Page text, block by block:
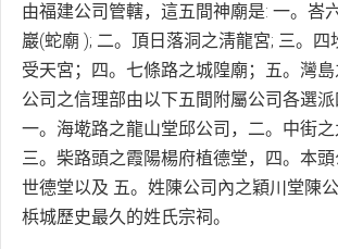
由福建公司管轄，這五間神廟是: 一。峇
巖(蛇廟 ); 二。頂日落洞之淸龍宮; 三。四
受天宮；四。七條路之城隍廟；五。灣
公司之信理部由以下五間附屬公司各選派
一。海墘路之龍山堂邱公司，二。中街之
三。柴路頭之霞陽楊府植德堂，四。本
世德堂以及 五。姓陳公司內之穎川堂陳
梹城歷史最久的姓氏宗祠。